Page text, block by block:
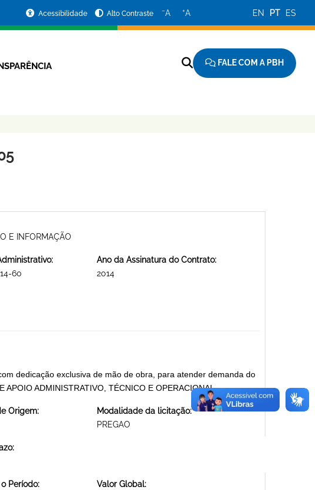
Acessibilidade Alto Contraste −A +A EN PT ES
FALE COM A PBH
E INFORMAÇÃO
60
Ano da Assinatura do Contrato:
2014
dedicação exclusiva de mão de obra, para atender demanda do
ADMINISTRATIVO, TÉCNICO E OPERACIONAL
Origem:
Modalidade da licitação:
PREGAO
Período:
Valor Global: